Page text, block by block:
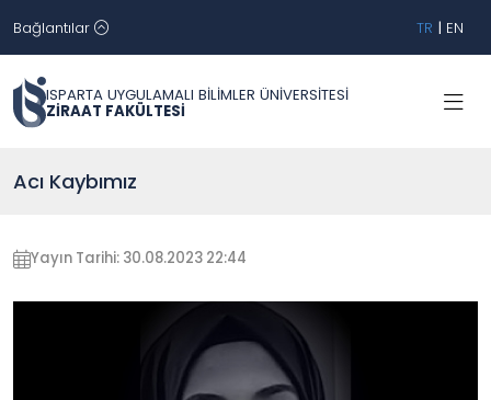
Bağlantılar TR | EN
ISPARTA UYGULAMALI BİLİMLER ÜNİVERSİTESİ
ZİRAAT FAKÜLTESİ
Acı Kaybımız
Yayın Tarihi: 30.08.2023 22:44